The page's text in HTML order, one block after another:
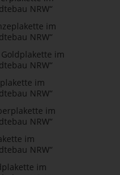
NRW“
im
NRW“
im
NRW“
im
NRW“
im
NRW“
im
NRW“
im